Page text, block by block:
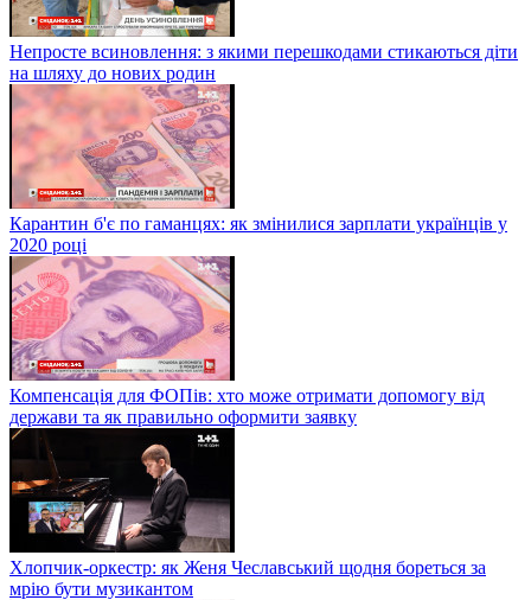
Непросте всиновлення: з якими перешкодами стикаються діти
на шляху до нових родин
Карантин б'є по гаманцях: як змінилися зарплати українців у
2020 році
Компенсація для ФОПів: хто може отримати допомогу від
держави та як правильно оформити заявку
Хлопчик-оркестр: як Женя Чеславський щодня бореться за
мрію бути музикантом